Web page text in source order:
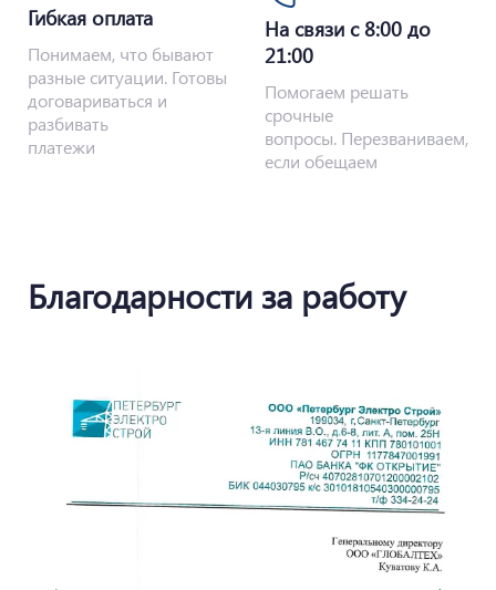
Гибкая оплата
Понимаем, что бывают
разные ситуации. Готовы
договариваться и
разбивать
платежи
На связи с 8:00 до
21:00
Помогаем решать
срочные
вопросы. Перезваниваем,
если обещаем
Благодарности за работу